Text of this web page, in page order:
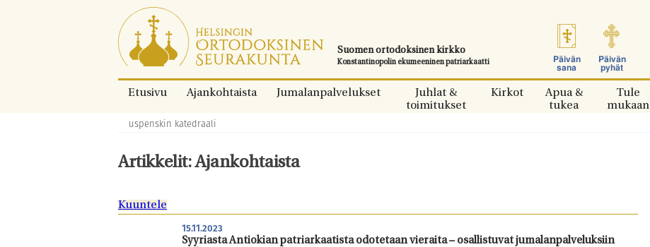
Siirry
suoraan
sisältöön.
Suomen ortodoksinen kirkko
Konstantinopolin ekumeeninen patriarkaatti
Päivän
sana
Päivän
pyhät
Etusivu Ajankohtaista Jumalanpalvelukset
Juhlat &
toimitukset
Kirkot
Apua &
tukea
Tule
mukaan
Murupolku:
uspenskin katedraali
Artikkelit: Ajankohtaista
Kuuntele
15.11.2023
Syyriasta Antiokian patriarkaatista odotetaan vieraita – osallistuvat jumalanpalveluksiin